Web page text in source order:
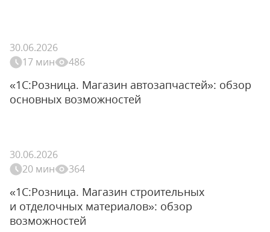
30.06.2026
17 мин
486
«1С:Розница. Магазин автозапчастей»: обзор
основных возможностей
30.06.2026
20 мин
364
«1С:Розница. Магазин строительных
и отделочных материалов»: обзор
возможностей